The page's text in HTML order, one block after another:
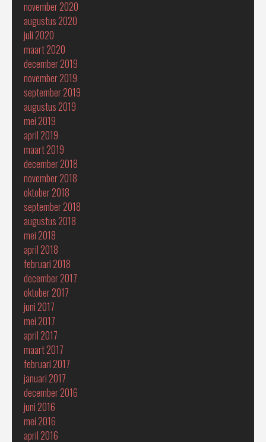
november 2020
augustus 2020
juli 2020
maart 2020
december 2019
november 2019
september 2019
augustus 2019
mei 2019
april 2019
maart 2019
december 2018
november 2018
oktober 2018
september 2018
augustus 2018
mei 2018
april 2018
februari 2018
december 2017
oktober 2017
juni 2017
mei 2017
april 2017
maart 2017
februari 2017
januari 2017
december 2016
juni 2016
mei 2016
april 2016